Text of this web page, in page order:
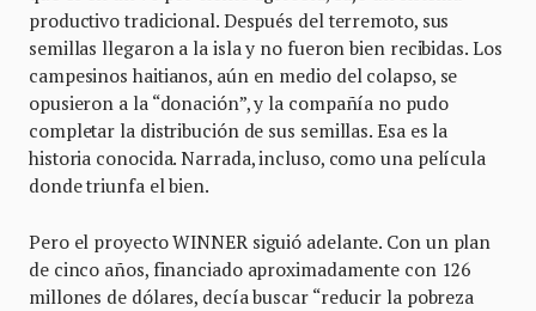
productivo tradicional. Después del terremoto, sus
semillas llegaron a la isla y no fueron bien recibidas. Los
campesinos haitianos, aún en medio del colapso, se
opusieron a la “donación”, y la compañía no pudo
completar la distribución de sus semillas. Esa es la
historia conocida. Narrada, incluso, como una película
donde triunfa el bien.
Pero el proyecto WINNER siguió adelante. Con un plan
de cinco años, financiado aproximadamente con 126
millones de dólares, decía buscar “reducir la pobreza